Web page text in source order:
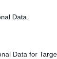
Data.
Data for
Mini